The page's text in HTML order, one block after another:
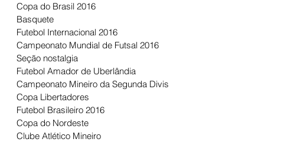
Copa do Brasil 2016
Basquete
Futebol Internacional 2016
Campeonato Mundial de Futsal 2016
Seção nostalgia
Futebol Amador de Uberlândia
Campeonato Mineiro da Segunda Divis
Copa Libertadores
Futebol Brasileiro 2016
Copa do Nordeste
Clube Atlético Mineiro